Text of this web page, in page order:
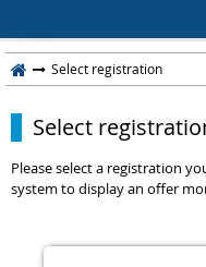
Select registration
Select
Please select a registration
system to display an offer